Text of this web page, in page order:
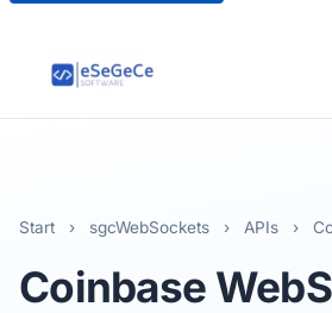
Start › sgcWebSockets › APIs ›
Coinbase